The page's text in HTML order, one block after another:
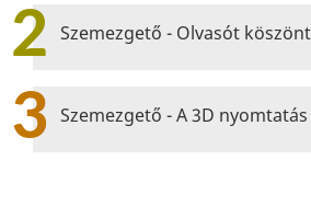
2 Szemezgető - Olvasót
3 Szemezgető - A 3D